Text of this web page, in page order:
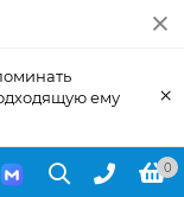
ему
×
0